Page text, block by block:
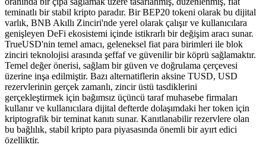
teminatlı bir stabil kripto paradır. Bir BEP20 tokeni olarak bu dijital
varlık, BNB Akıllı Zinciri'nde yerel olarak çalışır ve kullanıcılara
genişleyen DeFi ekosistemi içinde istikrarlı bir değişim aracı sunar.
TrueUSD'nin temel amacı, geleneksel fiat para birimleri ile blok
zinciri teknolojisi arasında şeffaf ve güvenilir bir köprü sağlamaktır.
Temel değer önerisi, sağlam bir güven ve doğrulama çerçevesi
üzerine inşa edilmiştir. Bazı alternatiflerin aksine TUSD, USD
rezervlerinin gerçek zamanlı, zincir üstü tasdiklerini
gerçekleştirmek için bağımsız üçüncü taraf muhasebe firmaları
kullanır ve kullanıcılara dijital defterde dolaşımdaki her token için
kriptografik bir teminat kanıtı sunar. Kanıtlanabilir rezervlere olan
bu bağlılık, stabil kripto para piyasasında önemli bir ayırt edici
özelliktir.